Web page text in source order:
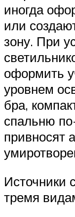
иногда
или
зону. При
оформить
уровнем
бра,
спальню
привносят
Источники
тремя